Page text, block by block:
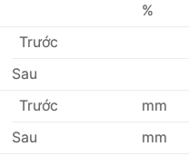
%
Trước
Sau
Trước mm
Sau
mm